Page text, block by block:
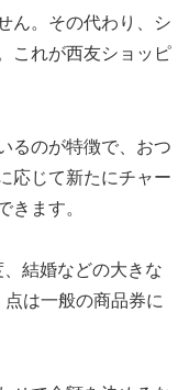
ん。その代わり、シ
これが西友ショッピ
るのが特徴で、おつ
応じて新たにチャー
きます。
結婚などの大きな
は一般の商品券に